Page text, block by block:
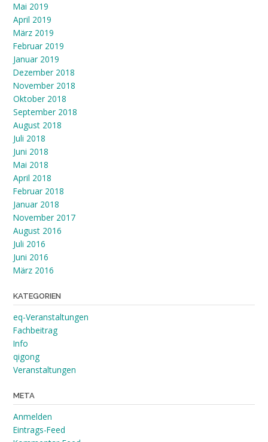
Mai 2019
April 2019
März 2019
Februar 2019
Januar 2019
Dezember 2018
November 2018
Oktober 2018
September 2018
August 2018
Juli 2018
Juni 2018
Mai 2018
April 2018
Februar 2018
Januar 2018
November 2017
August 2016
Juli 2016
Juni 2016
März 2016
KATEGORIEN
eq-Veranstaltungen
Fachbeitrag
Info
qigong
Veranstaltungen
META
Anmelden
Eintrags-Feed